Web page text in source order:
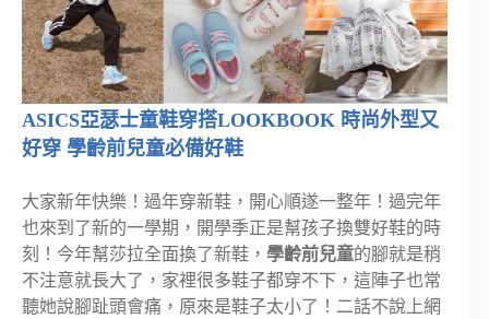
ASICS亞瑟士童鞋穿搭LOOKBOOK 時尚外型又
好穿 學齡前兒童必備好鞋
大家新年快樂！過年穿新鞋，開心順遂一整年！過完年
也來到了新的一學期，開學季正是幫孩子換雙好鞋的時
刻！今年幫莎拉全面換了新鞋， 學齡前兒童的腳就是稍
不注意就長大了，家裡很多鞋子都穿不下，這陣子也常
聽她說腳趾頭會痛，原來是鞋子太小了！二話不說上網